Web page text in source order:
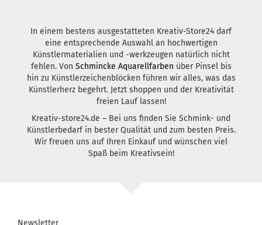
In einem bestens ausgestatteten Kreativ-Store24 darf
eine entsprechende Auswahl an hochwertigen
Künstlermaterialien und -werkzeugen natürlich nicht
fehlen. Von Schmincke Aquarellfarben über Pinsel bis
hin zu Künstlerzeichenblöcken führen wir alles, was das
Künstlerherz begehrt. Jetzt shoppen und der Kreativität
freien Lauf lassen!
Kreativ-store24.de – Bei uns finden Sie Schmink- und
Künstlerbedarf in bester Qualität und zum besten Preis.
Wir freuen uns auf Ihren Einkauf und wünschen viel
Spaß beim Kreativsein!
Newsletter